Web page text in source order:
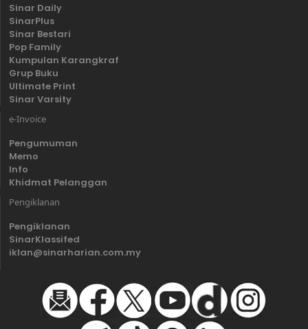
Sinar Daily
SinarPlus
Sinar Bestari
Pop Family
Kumpulan Karangkraf
Grup Buku
Ultimate Print
Sinar Varsity
e-Invoice
Pengumuman
Memo
Info
Khidmat Pelanggan
Pengiklanan
Pengiklanan
SinarKlassifed
iklan@sinarharian.com.my